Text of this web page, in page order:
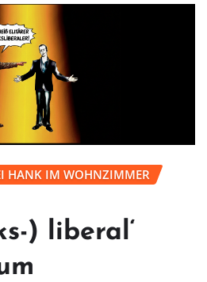
HANK IM WOHNZIMMER
) liberal‘